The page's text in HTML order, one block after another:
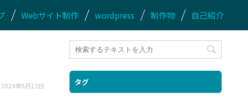
Webサイト制作 wordpress 制作物 自己紹介
2024年5月13日 タグ